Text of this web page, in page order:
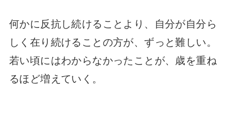
何かに反抗し続けることより、自分が自分ら
しく在り続けることの方が、ずっと難しい。
若い頃にはわからなかったことが、歳を重ね
るほど増えていく。